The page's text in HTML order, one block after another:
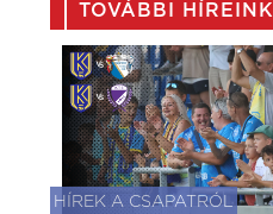
TOVÁBBI HÍREINK
HÍREK A CSAPATRÓL